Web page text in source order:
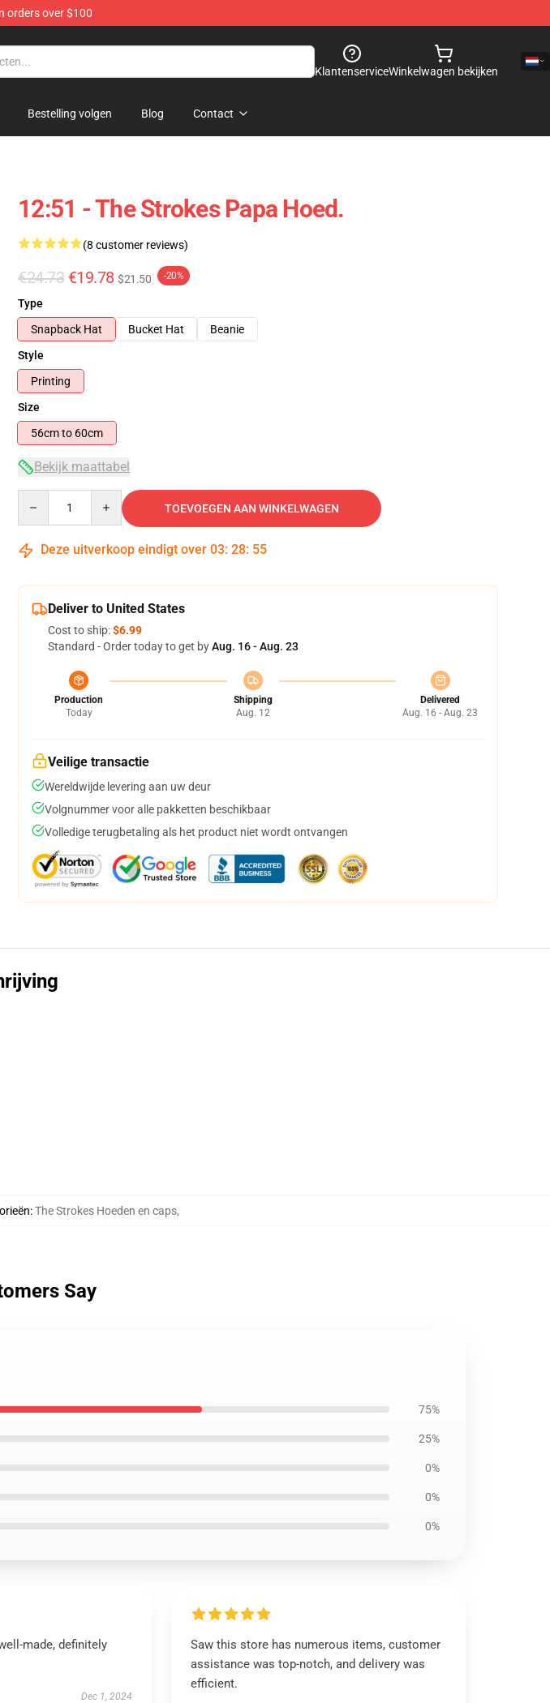
orders over $100
KlantenserviceWinkelwagen bekijken
Bestelling volgen Blog Contact
12:51 - The Strokes Papa Hoed.
(8 customer reviews)
€24.73 €19.78 $21.50 -20%
Type
Snapback Hat
Bucket Hat
Beanie
Style
Printing
Size
56cm to 60cm
Bekijk maattabel
TOEVOEGEN AAN WINKELWAGEN
Deze uitverkoop eindigt over 03: 28: 54
Deliver to United States
Cost to ship:$6.99
Standard - Order today to get byAug. 16 - Aug. 23
Production
Today
Shipping
Aug. 12
Delivered
Aug. 16 - Aug. 23
Veilige transactie
Wereldwijde levering aan uw deur
Volgnummer voor alle pakketten beschikbaar
Volledige terugbetaling als het product niet wordt ontvangen
:The Strokes Hoeden en caps,
Say
75%
25%
0%
0%
0%
made, definitely
Dec 1, 2024
Saw this store has numerous items, customer
assistance was top-notch, and delivery was
efficient.